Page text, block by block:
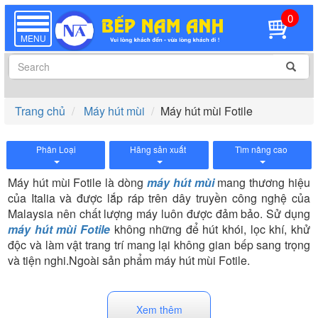
TOGGLE
NAVIGATION
MENU
0
Trang chủ Máy hút mùi Máy hút mùi Fotile
Phân Loại Hãng sản xuất Tìm nâng cao
Máy hút mùi Fotile là dòng máy hút mùimang thương hiệu
của Italia và được lắp ráp trên dây truyền công nghệ của
Malaysia nên chất lượng máy luôn được đảm bảo. Sử dụng
máy hút mùi Fotilekhông những để hút khói, lọc khí, khử
độc và làm vật trang trí mang lại không gian bếp sang trọng
và tiện nghi.Ngoài sản phẩm máy hút mùi Fotile.
Xem thêm